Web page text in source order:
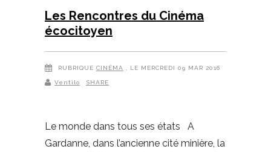
Les Rencontres du Cinéma
écocitoyen
RUBRIQUE CINÉMA , LE MERCREDI 09 MAR 2016
Ventilo SHARE
Le monde dans tous ses états A
Gardanne, dans l’ancienne cité minière, la